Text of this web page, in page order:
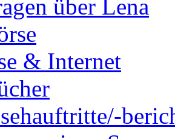
über Lena
& Internet